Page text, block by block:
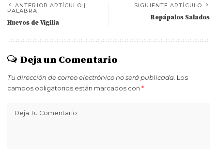
ANTERIOR ARTÍCULO |
PALABRA
Huevos de Vigilia
SIGUIENTE ARTÍCULO
Repápalos Salados
Deja un Comentario
Tu dirección de correo electrónico no será publicada. Los
campos obligatorios están marcados con *